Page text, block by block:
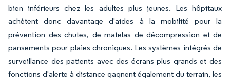
bien inférieurs chez les adultes plus jeunes. Les hôpitaux
achètent donc davantage d'aides à la mobilité pour la
prévention des chutes, de matelas de décompression et de
pansements pour plaies chroniques. Les systèmes intégrés de
surveillance des patients avec des écrans plus grands et des
fonctions d'alerte à distance gagnent également du terrain, les